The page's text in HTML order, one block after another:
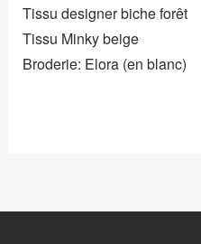
Tissu designer biche forêt
Tissu Minky beige
Broderie: Elora (en blanc)